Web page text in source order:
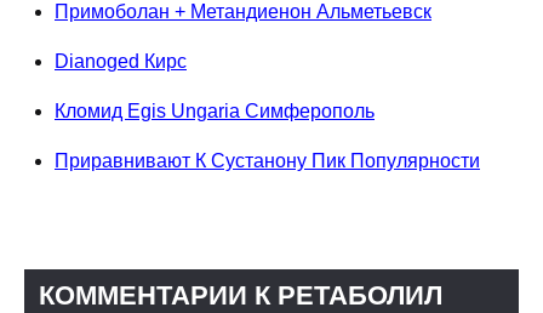
Примоболан + Метандиенон Альметьевск
Dianoged Кирс
Кломид Egis Ungaria Симферополь
Приравнивают К Сустанону Пик Популярности
КОММЕНТАРИИ К РЕТАБОЛИЛ